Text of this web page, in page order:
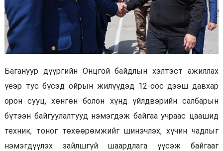
Багануур дүүргийн Онцгой байдлын хэлтэст ажиллах
үеэр тус бүсэд ойрын жилүүдэд 12-оос дээш давхар
орон сууц, хөнгөн болон хүнд үйлдвэрийн салбарын
бүтээн байгуулалтууд нэмэгдэж байгаа учраас цаашид
техник, тоног төхөөрөмжийг шинэчлэх, хүчин чадлыг
нэмэгдүүлэх зайлшгүй шаардлага үүсэж байгааг